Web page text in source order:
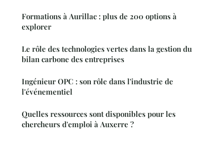
Formations à Aurillac : plus de 200 options à
explorer
Le rôle des technologies vertes dans la gestion du
bilan carbone des entreprises
Ingénieur OPC : son rôle dans l'industrie de
l'événementiel
Quelles ressources sont disponibles pour les
chercheurs d'emploi à Auxerre ?